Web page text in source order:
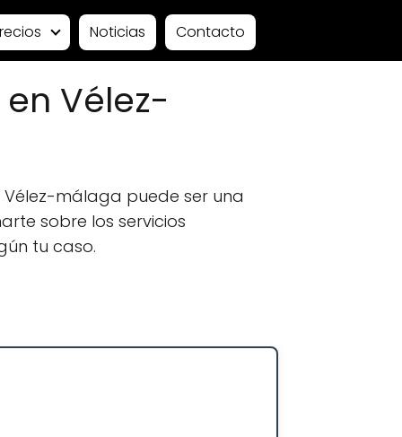
Noticias Contacto
Vélez-
málaga puede ser una
sobre los servicios
tu caso.